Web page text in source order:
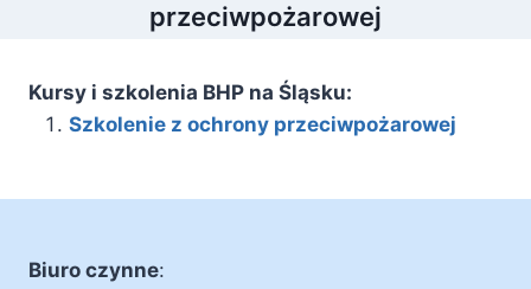
przeciwpożarowej
Kursy i szkolenia BHP na Śląsku:
Szkolenie z ochrony przeciwpożarowej
Biuro czynne: